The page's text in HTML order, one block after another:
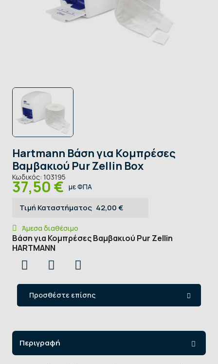
Hartmann Βάση για Κομπρέσες
Βαμβακιού Pur Zellin Box
Κωδικός: 103195
37,50 € με ΦΠΑ
Τιμή Καταστήματος 42,00 €
Άμεσα διαθέσιμο
Βάση για Κομπρέσες Βαμβακιού Pur Zellin
HARTMANN
Προσθέστε επίσης
Περιγραφή